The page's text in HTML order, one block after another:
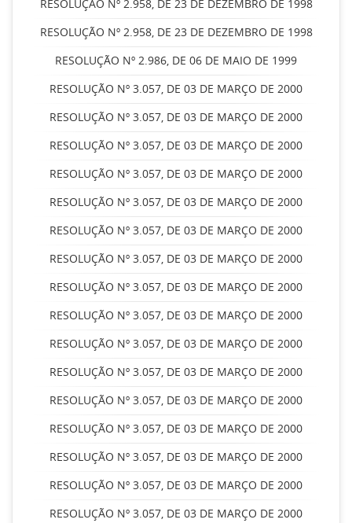
RESOLUÇÃO Nº 2.958, DE 23 DE DEZEMBRO DE 1998
RESOLUÇÃO Nº 2.958, DE 23 DE DEZEMBRO DE 1998
RESOLUÇÃO Nº 2.986, DE 06 DE MAIO DE 1999
RESOLUÇÃO Nº 3.057, DE 03 DE MARÇO DE 2000
RESOLUÇÃO Nº 3.057, DE 03 DE MARÇO DE 2000
RESOLUÇÃO Nº 3.057, DE 03 DE MARÇO DE 2000
RESOLUÇÃO Nº 3.057, DE 03 DE MARÇO DE 2000
RESOLUÇÃO Nº 3.057, DE 03 DE MARÇO DE 2000
RESOLUÇÃO Nº 3.057, DE 03 DE MARÇO DE 2000
RESOLUÇÃO Nº 3.057, DE 03 DE MARÇO DE 2000
RESOLUÇÃO Nº 3.057, DE 03 DE MARÇO DE 2000
RESOLUÇÃO Nº 3.057, DE 03 DE MARÇO DE 2000
RESOLUÇÃO Nº 3.057, DE 03 DE MARÇO DE 2000
RESOLUÇÃO Nº 3.057, DE 03 DE MARÇO DE 2000
RESOLUÇÃO Nº 3.057, DE 03 DE MARÇO DE 2000
RESOLUÇÃO Nº 3.057, DE 03 DE MARÇO DE 2000
RESOLUÇÃO Nº 3.057, DE 03 DE MARÇO DE 2000
RESOLUÇÃO Nº 3.057, DE 03 DE MARÇO DE 2000
RESOLUÇÃO Nº 3.057, DE 03 DE MARÇO DE 2000